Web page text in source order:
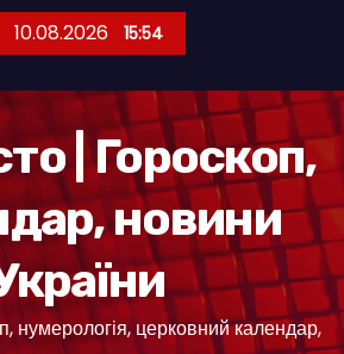
10.08.2026 15:54
| Гороскоп,
новини
нумерологія, церковний календар,